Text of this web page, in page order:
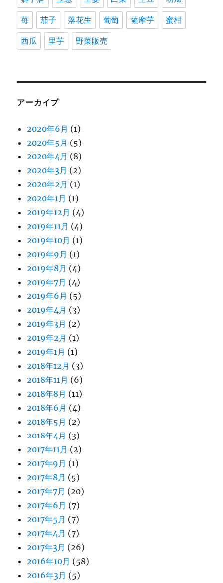
苺 茄子 落花生 葡萄 薩摩芋 蜜柑
西瓜 里芋 野菜販売
アーカイブ
2020年6月 (1)
2020年5月 (5)
2020年4月 (8)
2020年3月 (2)
2020年2月 (1)
2020年1月 (1)
2019年12月 (4)
2019年11月 (4)
2019年10月 (1)
2019年9月 (1)
2019年8月 (4)
2019年7月 (4)
2019年6月 (5)
2019年4月 (3)
2019年3月 (2)
2019年2月 (1)
2019年1月 (1)
2018年12月 (3)
2018年11月 (6)
2018年8月 (11)
2018年6月 (4)
2018年5月 (2)
2018年4月 (3)
2017年11月 (2)
2017年9月 (1)
2017年8月 (5)
2017年7月 (20)
2017年6月 (7)
2017年5月 (7)
2017年4月 (7)
2017年3月 (26)
2016年10月 (58)
2016年3月 (5)